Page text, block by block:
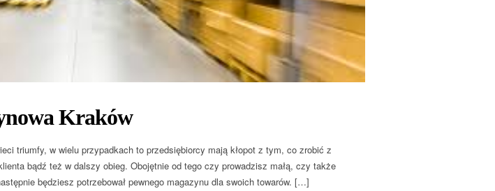
Kraków
triumfy, w wielu przypadkach to przedsiębiorcy mają kłopot z tym, co zrobić z
bądź też w dalszy obieg. Obojętnie od tego czy prowadzisz małą, czy także
będziesz potrzebował pewnego magazynu dla swoich towarów. […]